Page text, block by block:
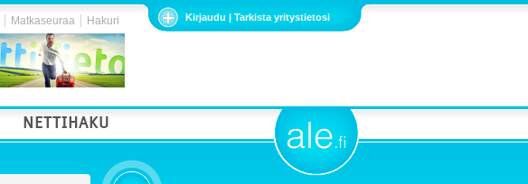
Kirjaudu | Tarkista yritystietosi
Matkaseuraa Hakuri
NETTIHAKU